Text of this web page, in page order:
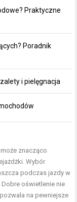
Praktyczne
Poradnik
i pielęgnacja
znacząco
Wybór
podczas jazdy w
oświetlenie nie
na pewniejsze